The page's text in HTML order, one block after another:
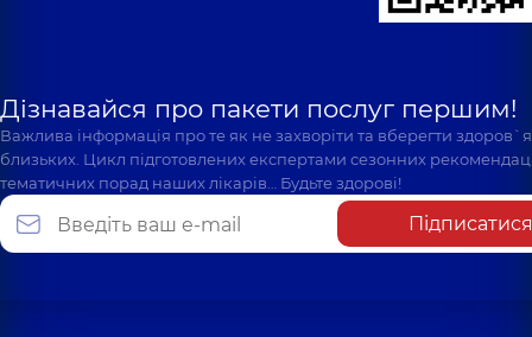
Дізнавайся про пакети послуг першим!
Важлива інформація про те як не захворіти та вберегти
близьких. Цикл підготовлених експертами сезонних
тематичних порад наших лікарів… Будьте здорові!
Підписатися